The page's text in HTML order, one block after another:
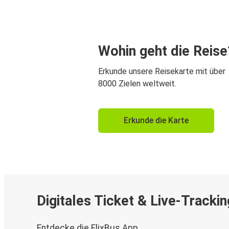
Wohin geht die
Erkunde unsere Reisekarte mit über
8000 Zielen weltweit.
Erkunde die Karte
Digitales Ticket & Live-